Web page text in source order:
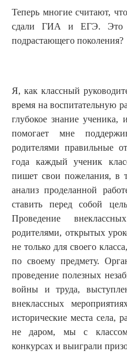
Теперь многие считают,
сдали ГИА и ЕГЭ. Это
подрастающего поколения?
Я, как классный
время на воспитательную
глубокое знание ученика,
помогает мне
родителями правильные
года каждый ученик
пишет свои пожелания, в
анализ проделанной
ставить перед собой
Проведение
родителями, открытых
не только для своего
по своему предмету.
проведение полезных
войны и труда,
внеклассных
исторические места села,
не даром, мы с
конкурсах и выиграли